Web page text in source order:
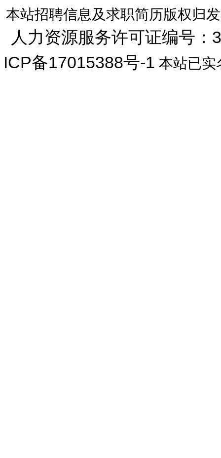
本站招聘信息及求职简历版权归
人力资源服务许可证编号
ICP备17015388号-1 本站已